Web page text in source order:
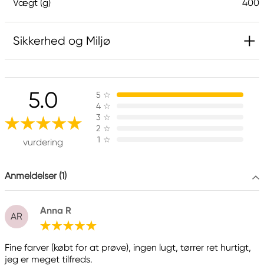
Vægt (g) 400
Sikkerhed og Miljø
Indeholder 5-chlor-2-methyl-2H-isothiazol-3-on
og 2-methyl-2H-isothiazol-3-on (3:1) og 1,2-
benzisothiazol-3(2H)-on (biocid). Kan udløse
allergisk reaction.
Amsterdam
Royal Talens Netherlands
7311 PD Apeldoorn, Netherlands
info@royaltalens.com
+31 (0)55 527 4700
5.0
vurdering
5 ☆
4 ☆
3 ☆
2 ☆
1 ☆
Anmeldelser (1)
AR
Anna R
Fine farver (købt for at prøve), ingen lugt, tørrer ret hurtigt,
jeg er meget tilfreds.